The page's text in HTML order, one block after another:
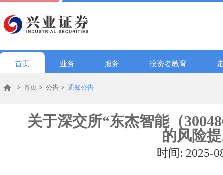
首页 业务 服务 投资者教育
> 首页 > 公告 > 通知公告
关于深交所“东杰智能（
的风险
时间: 2025-